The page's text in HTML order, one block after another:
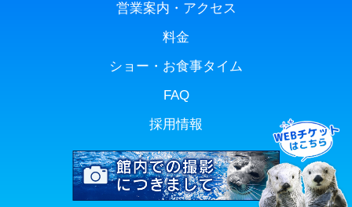
営業案内・アクセス
料金
ショー・お食事タイム
FAQ
採用情報